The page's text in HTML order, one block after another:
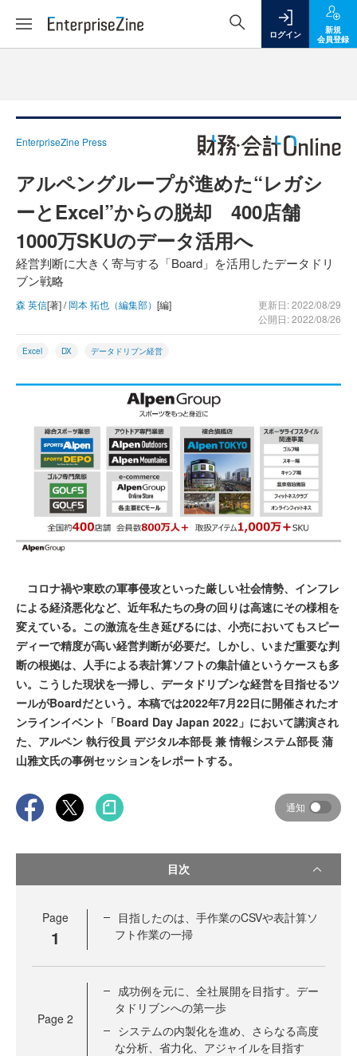
ログイン
新規
会員登録
EnterpriseZine Press
アルペングループが進めた“レガシ
ーとExcel”からの脱却 400店舗
1000万SKUのデータ活用へ
経営判断に大きく寄与する「Board」を活用したデータドリ
ブン戦略
森 英信[著] /岡本 拓也（編集部） [編]
更新日: 2022/08/29
公開日: 2022/08/26
Excel DX データドリブン経営
コロナ禍や東欧の軍事侵攻といった厳しい社会情勢、インフレ
による経済悪化など、近年私たちの身の回りは高速にその様相を
変えている。この激流を生き延びるには、小売においてもスピー
ディーで精度が高い経営判断が必要だ。しかし、いまだ重要な判
断の根拠は、人手による表計算ソフトの集計値というケースも多
い。こうした現状を一掃し、データドリブンな経営を目指せるツ
ールがBoardだという。本稿では2022年7月22日に開催されたオ
ンラインイベント「Board Day Japan 2022」において講演され
た、アルペン 執行役員 デジタル本部長 兼 情報システム部長 蒲
山雅文氏の事例セッションをレポートする。
通知
目次
Page
1
目指したのは、手作業のCSVや表計算ソ
フト作業の一掃
Page 2
成功例を元に、全社展開を目指す。デー
タドリブンへの第一歩
システムの内製化を進め、さらなる高度
な分析、省力化、アジャイルを目指す